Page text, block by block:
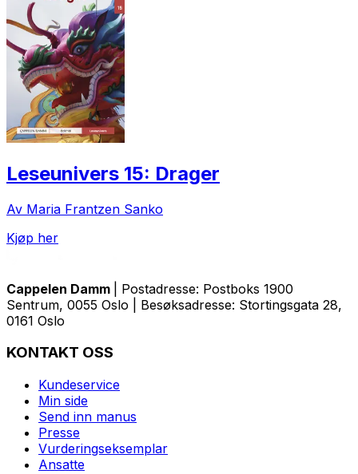
Leseunivers 15: Drager
Av Maria Frantzen Sanko
Kjøp her
Cappelen Damm
| Postadresse: Postboks 1900
Sentrum, 0055 Oslo | Besøksadresse: Stortingsgata 28,
0161 Oslo
KONTAKT OSS
Kundeservice
Min side
Send inn manus
Presse
Vurderingseksemplar
Ansatte